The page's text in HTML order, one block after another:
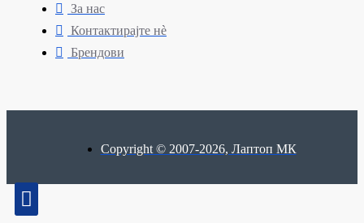
За нас
Контактирајте нè
Брендови
Copyright © 2007-2026, Лаптоп МК